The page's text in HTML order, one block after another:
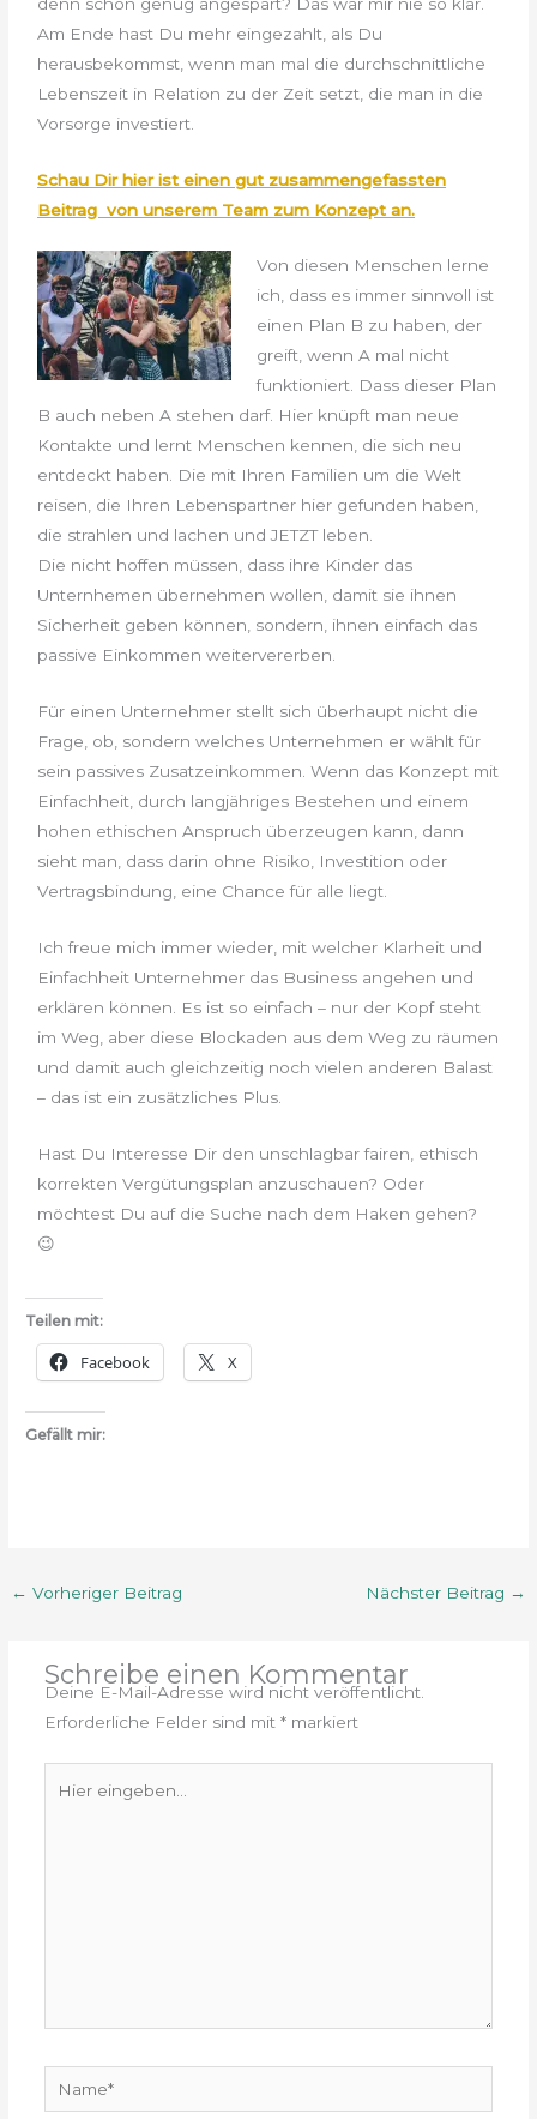
Am Ende hast Du mehr eingezahlt, als Du
herausbekommst, wenn man mal die durchschnittliche
Lebenszeit in Relation zu der Zeit setzt, die man in die
Vorsorge investiert.
Schau Dir hier ist einen gut zusammengefassten
Beitrag von unserem Team zum Konzept an.
Von diesen Menschen lerne
ich, dass es immer sinnvoll ist
einen Plan B zu haben, der
greift, wenn A mal nicht
funktioniert. Dass dieser Plan
B auch neben A stehen darf. Hier knüpft man neue
Kontakte und lernt Menschen kennen, die sich neu
entdeckt haben. Die mit Ihren Familien um die Welt
reisen, die Ihren Lebenspartner hier gefunden haben,
die strahlen und lachen und JETZT leben.
Die nicht hoffen müssen, dass ihre Kinder das
Unternhemen übernehmen wollen, damit sie ihnen
Sicherheit geben können, sondern, ihnen einfach das
passive Einkommen weitervererben.
Für einen Unternehmer stellt sich überhaupt nicht die
Frage, ob, sondern welches Unternehmen er wählt für
sein passives Zusatzeinkommen. Wenn das Konzept mit
Einfachheit, durch langjähriges Bestehen und einem
hohen ethischen Anspruch überzeugen kann, dann
sieht man, dass darin ohne Risiko, Investition oder
Vertragsbindung, eine Chance für alle liegt.
Ich freue mich immer wieder, mit welcher Klarheit und
Einfachheit Unternehmer das Business angehen und
erklären können. Es ist so einfach – nur der Kopf steht
im Weg, aber diese Blockaden aus dem Weg zu räumen
und damit auch gleichzeitig noch vielen anderen Balast
– das ist ein zusätzliches Plus.
Hast Du Interesse Dir den unschlagbar fairen, ethisch
korrekten Vergütungsplan anzuschauen? Oder
möchtest Du auf die Suche nach dem Haken gehen?
😉
Teilen mit:
Facebook X
Gefällt mir:
← Vorheriger Beitrag Nächster Beitrag →
Schreibe einen Kommentar
Deine E-Mail-Adresse wird nicht veröffentlicht.
Erforderliche Felder sind mit *markiert
eingeben…